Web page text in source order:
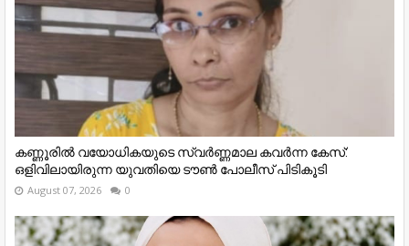
കണ്ണൂരിൽ വയോധികയുടെ സ്വർണ്ണമാല കവർന്ന കേസ്:
ഒളിവിലായിരുന്ന യുവതിയെ ടൗൺ പോലീസ് പിടികൂടി
August 07, 2026 0